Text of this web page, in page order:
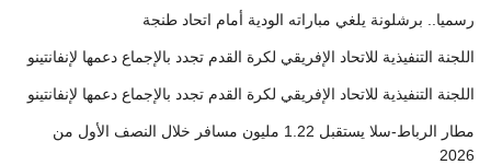
رسميا.. برشلونة يلغي مباراته الودية أمام اتحاد طنجة
اللجنة التنفيذية للاتحاد الإفريقي لكرة القدم تجدد بالإجماع دعمها لإنفانتينو
اللجنة التنفيذية للاتحاد الإفريقي لكرة القدم تجدد بالإجماع دعمها لإنفانتينو
مطار الرباط-سلا يستقبل 1.22 مليون مسافر خلال النصف الأول من
2026